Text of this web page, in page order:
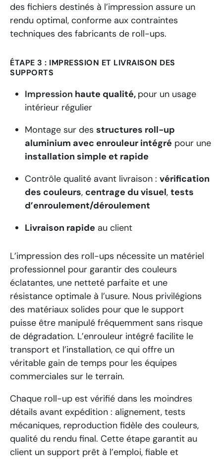
des fichiers destinés à l’impression assure un
rendu optimal, conforme aux contraintes
techniques des fabricants de roll-ups.
ÉTAPE 3 : IMPRESSION ET LIVRAISON DES
SUPPORTS
Impression haute qualité, pour un usage
intérieur régulier
Montage sur des structures roll-up
aluminium avec enrouleur intégré pour une
installation simple et rapide
Contrôle qualité avant livraison : vérification
des couleurs, centrage du visuel, tests
d’enroulement/déroulement
Livraison rapide au client
L’impression des roll-ups nécessite un matériel
professionnel pour garantir des couleurs
éclatantes, une netteté parfaite et une
résistance optimale à l’usure. Nous privilégions
des matériaux solides pour que le support
puisse être manipulé fréquemment sans risque
de dégradation. L’enrouleur intégré facilite le
transport et l’installation, ce qui offre un
véritable gain de temps pour les équipes
commerciales sur le terrain.
Chaque roll-up est vérifié dans les moindres
détails avant expédition : alignement, tests
mécaniques, reproduction fidèle des couleurs,
qualité du rendu final. Cette étape garantit au
client un support prêt à l’emploi, fiable et